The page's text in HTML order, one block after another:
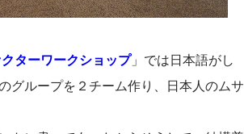
ターワークショップ」では日本語がし
グループを２チーム作り、日本人のムサ